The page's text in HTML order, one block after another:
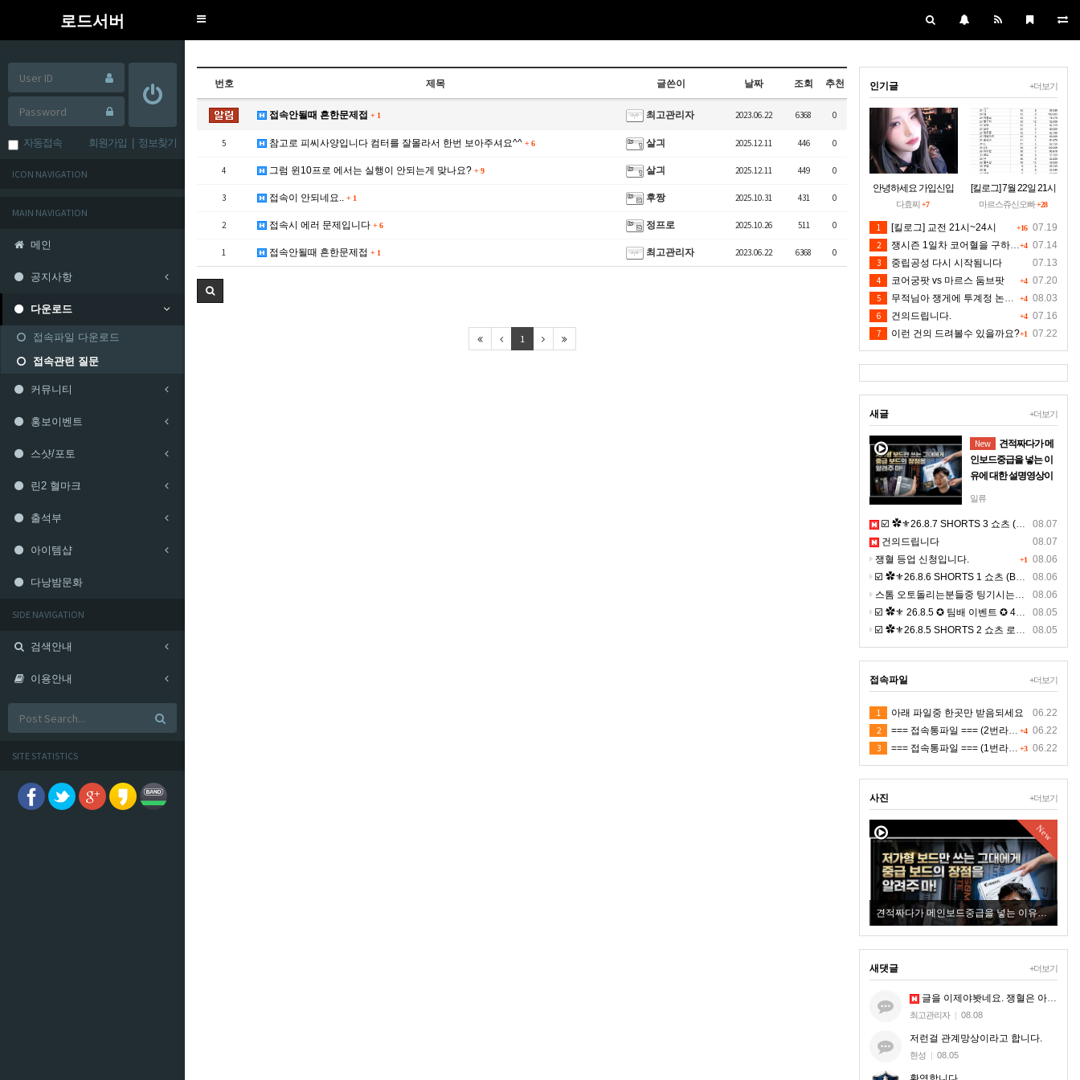
로드서버
Toggle
자동접속 회원가입 정보찾기
ICON NAVIGATION
MAIN NAVIGATION
메인
공지사항
다운로드
접속파일 다운로드
접속관련 질문
커뮤니티
홍보이벤트
스샷/포토
린2 혈마크
출석부
아이템샵
다낭밤문화
SIDE NAVIGATION
검색안내
이용안내
SITE STATISTICS
번호 제목 글쓴이 날짜 조회 추천
접속안될때 흔한문제접 + 1 최고관리자 2023.06.22 6368 0
5 참고로 피씨사양입니다 컴터를 잘몰라서 한번 보아주셔요^^ + 6 살긔 2025.12.11 446 0
4 그럼 윈10프로 에서는 실행이 안되는게 맞나요? + 9 살긔 2025.12.11 449 0
3 접속이 안되네요.. + 1 후짱 2025.10.31 431 0
2 접속시 에러 문제입니다 + 6 정프로 2025.10.26 511 0
1 접속안될때 흔한문제접 + 1 최고관리자 2023.06.22 6368 0
1
+더보기
인기글
안녕하세요 가입신입
입니당~
다효찌+7
[킬로그] 7월 22일 21시
~24시30분 [수정본]
마르스쥬신오빠+28
+16 07.19
1 [킬로그] 교전 21시~24시
+4 07.14
2
쟁시즌 1일차 코어혈을 구하소서
07.13
3 중립공성 다시 시작됨니다
+4 07.20
4 코어궁팟 vs 마르스 둠브팟
+4 08.03
5 무적님아 쟁게에 투계정 논란좀 만들지 마세요
+4 07.16
6 건의드립니다.
+1 07.22
7 이런 건의 드려볼수 있을까요?
+더보기
새글
New
견적짜다가 메
인보드중급을 넣는 이
유에 대한 설명영상이
보드를 저가형넣으면
왜안되는지 이해되는
영상올립니다사람의
뼈대라고 생각 하시면
되기에 견적짜다 현타
와서 올려드립니다
일류
08.07
☑️ ✿⚜26.8.7 SHORTS 3 쇼츠 (BGM) ⚜✿
08.07
건의드립니다
+1 08.06
쟁혈 등업 신청입니다.
08.06
☑️ ✿⚜26.8.6 SHORTS 1 쇼츠 (BGM) ⚜✿
08.06
스톰 오토돌리는분들중 팅기시는분있나요 ?ㅠㅠ
08.05
☑️ ✿⚜ 26.8.5 ✪ 팀배 이벤트 ✪ 4K ⚜✿
08.05
☑️ ✿⚜26.8.5 SHORTS 2 쇼츠 로드 (BGM) ⚜✿ 고화질
+더보기
접속파일
06.22
1 아래 파일중 한곳만 받음되세요
+4 06.22
2 === 접속통파일 === (2번라인)
+3 06.22
3 === 접속통파일 === (1번라인)
+더보기
사진
New
견적짜다가 메인보드중급을 넣는 이유에 대한 설명영상이 될까 해서 올려보아요
+더보기
새댓글
글을 이제야봣네요. 쟁혈은 아무혈이나 해드리는게 아니라. 지엠한테 오셔서 본케 5명맞는지 확인받으시는거세요.
최고관리자 | 08.08
저런걸 관계망상이라고 합니다.
현성 | 08.05